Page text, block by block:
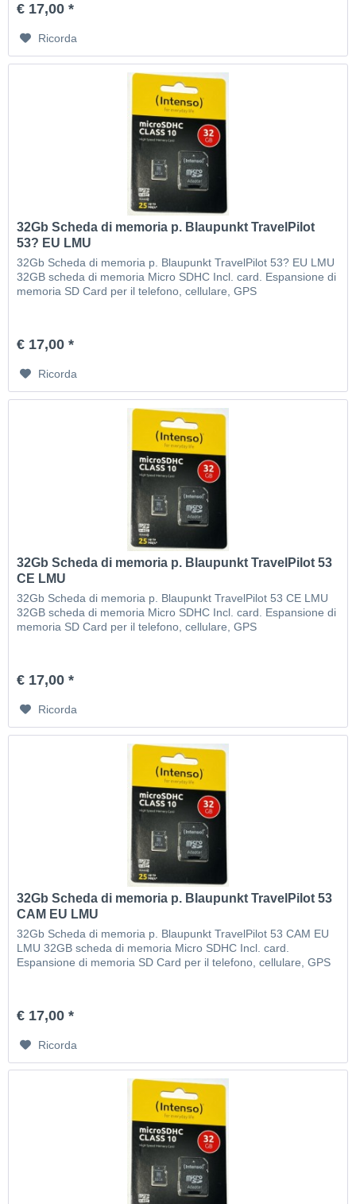
€ 17,00 *
Ricorda
32Gb Scheda di memoria p. Blaupunkt TravelPilot
53? EU LMU
32Gb Scheda di memoria p. Blaupunkt TravelPilot 53? EU LMU
32GB scheda di memoria Micro SDHC Incl. card. Espansione di
memoria SD Card per il telefono, cellulare, GPS
€ 17,00 *
Ricorda
32Gb Scheda di memoria p. Blaupunkt TravelPilot 53
CE LMU
32Gb Scheda di memoria p. Blaupunkt TravelPilot 53 CE LMU
32GB scheda di memoria Micro SDHC Incl. card. Espansione di
memoria SD Card per il telefono, cellulare, GPS
€ 17,00 *
Ricorda
32Gb Scheda di memoria p. Blaupunkt TravelPilot 53
CAM EU LMU
32Gb Scheda di memoria p. Blaupunkt TravelPilot 53 CAM EU
LMU 32GB scheda di memoria Micro SDHC Incl. card.
Espansione di memoria SD Card per il telefono, cellulare, GPS
€ 17,00 *
Ricorda